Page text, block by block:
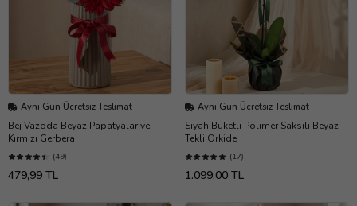
Aynı Gün Ücretsiz Teslimat
Bej Vazoda Beyaz Papatyalar ve
Kırmızı Gerbera
(49)
479,99 TL
Aynı Gün Ücretsiz Teslimat
Siyah Buketli Polimer Saksılı Beyaz
Tekli Orkide
(17)
1.099,00 TL